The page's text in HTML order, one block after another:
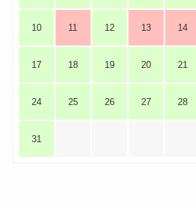
10 11 12 13 14
17 18 19 20 21
24 25 26 27 28
31